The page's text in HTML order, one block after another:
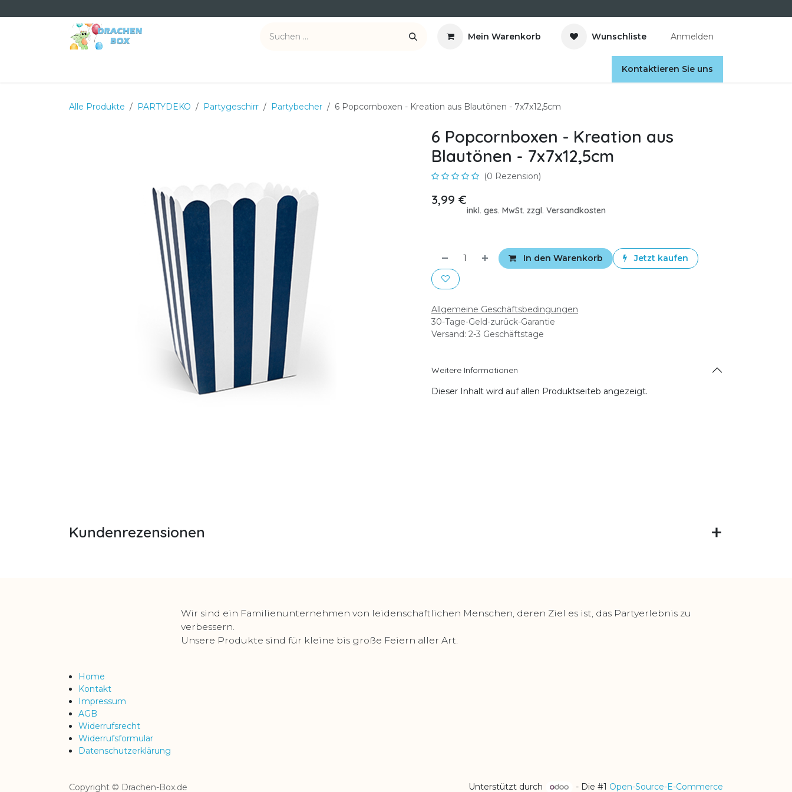
Mein Warenkorb Wunschliste Anmelden
Kontaktieren Sie uns
Alle Produkte PARTYDEKO Partygeschirr Partybecher 6 Popcornboxen - Kreation aus Blautönen - 7x7x12,5cm
6 Popcornboxen - Kreation aus
Blautönen - 7x7x12,5cm
(0 Rezension)
3,99 €
inkl. ges. MwSt. zzgl. Versandkosten
In den Warenkorb Jetzt kaufen
Allgemeine Geschäftsbedingungen
30-Tage-Geld-zurück-Garantie
Versand: 2-3 Geschäftstage
Weitere Informationen
Dieser Inhalt wird auf allen Produktseiteb angezeigt.
Kundenrezensionen
Wir sind ein Familienunternehmen von leidenschaftlichen Menschen, deren Ziel es ist, das Partyerlebnis zu
verbessern.
Unsere Produkte sind für kleine bis große Feiern aller Art.
Home
Kontakt
Impressum
AGB
Widerrufsrecht
Widerrufsformular
Datenschutzerklärung
Copyright © Drachen-Box.de Unterstützt durch - Die #1 Open-Source-E-Commerce